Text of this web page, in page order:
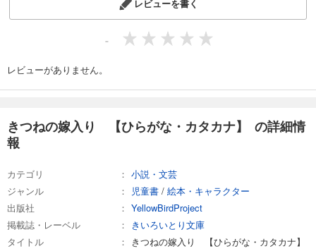
レビューを書く
-
レビューがありません。
きつねの嫁入り 【ひらがな・カタカナ】 の詳細情
報
カテゴリ
小説・文芸
ジャンル
児童書 / 絵本・キャラクター
出版社
YellowBirdProject
掲載誌・レーベル
きいろいとり文庫
タイトル
きつねの嫁入り 【ひらがな・カタカナ】